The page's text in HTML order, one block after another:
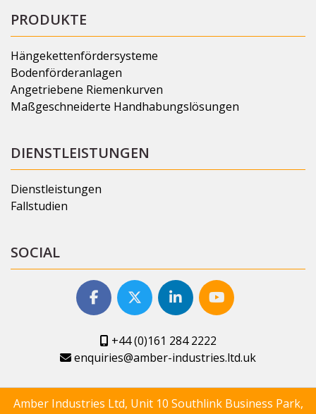
PRODUKTE
Hängekettenfördersysteme
Bodenförderanlagen
Angetriebene Riemenkurven
Maßgeschneiderte Handhabungslösungen
DIENSTLEISTUNGEN
Dienstleistungen
Fallstudien
SOCIAL
+44 (0)161 284 2222
enquiries@amber-industries.ltd.uk
Amber Industries Ltd, Unit 10 Southlink Business Park,